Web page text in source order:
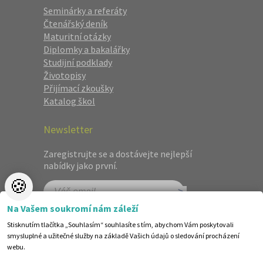
Seminárky a referáty
Čtenářský deník
Maturitní otázky
Diplomky a bakalářky
Studijní podklady
Životopisy
Přijímací zkoušky
Katalog škol
Newsletter
Zaregistrujte se a dostávejte nejlepší
nabídky jako první.
🍪
Na Vašem soukromí nám záleží
Stisknutím tlačítka „Souhlasím“ souhlasíte s tím, abychom Vám poskytovali
smysluplné a užitečné služby na základě Vašich údajů o sledování procházení
webu.